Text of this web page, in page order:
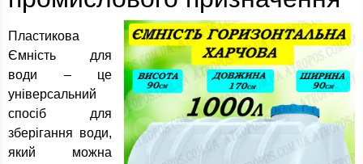
Пластикова
Ємність для
води – це
універсальний
спосіб для
зберігання води,
який можна